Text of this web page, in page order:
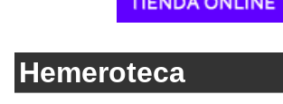
Hemeroteca